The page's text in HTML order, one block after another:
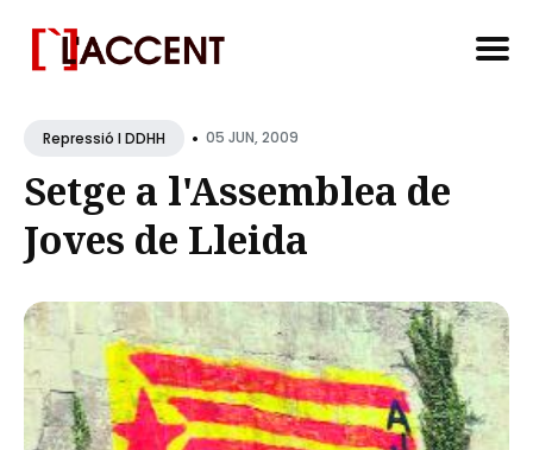
forRepressió I DDHH • 05 JUN, 2009
Setge a l'Assemblea de
Joves de Lleida